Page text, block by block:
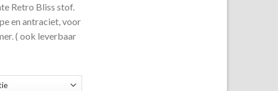
Retro Bliss stof.
en antraciet, voor
( ook leverbaar